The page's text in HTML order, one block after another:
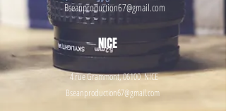
Bseanproduction67@gmail.com
NICE
4 rue Grammont, 06100 NICE
Bseanproduction67@gmail.com